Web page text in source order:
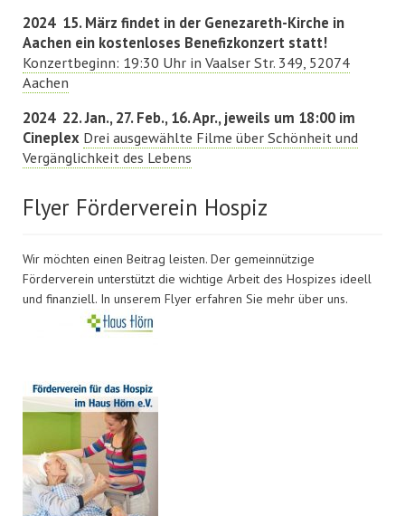
2024 15. März findet in der Genezareth-Kirche in
Aachen ein kostenloses Benefizkonzert statt!
Konzertbeginn: 19:30 Uhr in Vaalser Str. 349, 52074
Aachen
2024 22. Jan., 27. Feb., 16. Apr., jeweils um 18:00 im
Cineplex Drei ausgewählte Filme über Schönheit und
Vergänglichkeit des Lebens
Flyer Förderverein Hospiz
Wir möchten einen Beitrag leisten. Der gemeinnützige
Förderverein unterstützt die wichtige Arbeit des Hospizes ideell
und finanziell. In unserem Flyer erfahren Sie mehr über uns.